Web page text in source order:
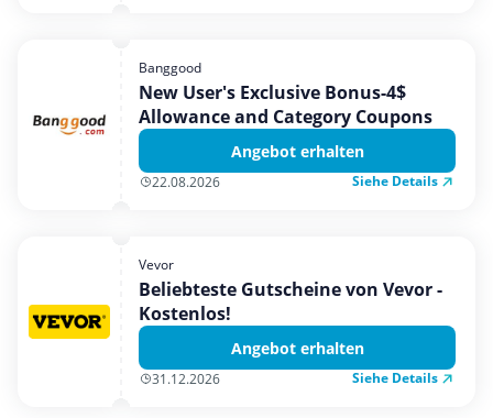
Banggood
New User's Exclusive Bonus-4$
Allowance and Category Coupons
Angebot erhalten
22.08.2026 Siehe Details
Vevor
Beliebteste Gutscheine von Vevor -
Kostenlos!
Angebot erhalten
31.12.2026 Siehe Details